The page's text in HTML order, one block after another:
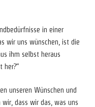
in einer
wir uns wünschen, ist die
ihm selbst heraus
her?“
unseren Wünschen und
dass wir das, was uns